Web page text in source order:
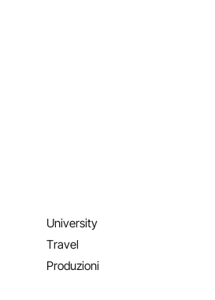
University
Travel
Produzioni